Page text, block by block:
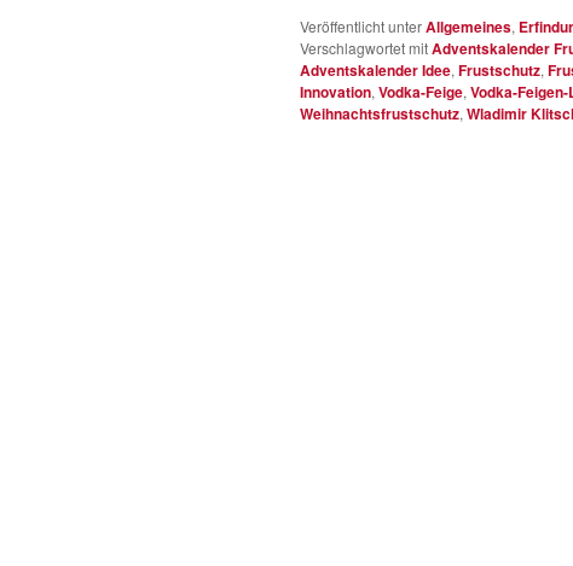
Veröffentlicht unterAllgemeines,
Verschlagwortet mitAdventskalender
Adventskalender Idee, Frustschutz,
Innovation, Vodka-Feige, Vodka-
Weihnachtsfrustschutz, Wladimir